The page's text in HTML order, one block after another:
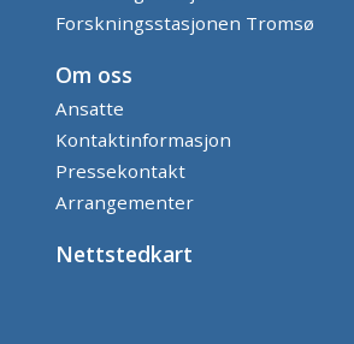
Forskningsstasjonen Tromsø
Om oss
Ansatte
Kontaktinformasjon
Pressekontakt
Arrangementer
Nettstedkart